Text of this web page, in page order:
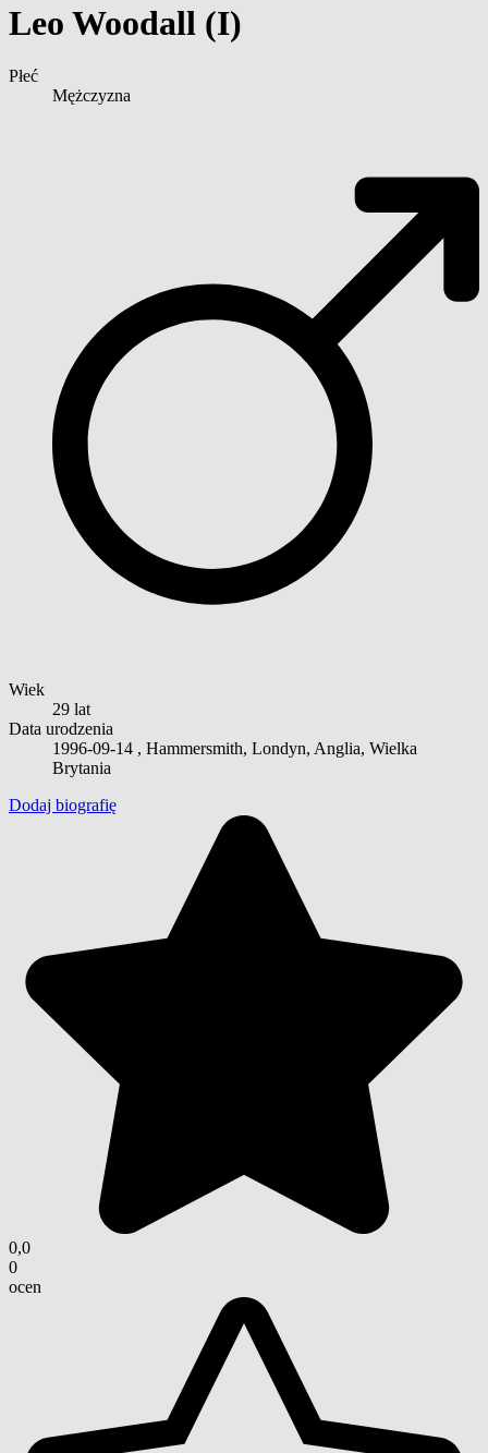
Leo Woodall (I)
Płeć
Mężczyzna
Wiek
29 lat
Data urodzenia
1996-09-14 , Hammersmith, Londyn, Anglia, Wielka
Brytania
Dodaj biografię
0,0
0
ocen